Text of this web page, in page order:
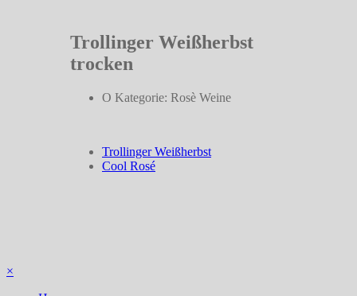
Trollinger Weißherbst
trocken
Kategorie: Rosè Weine
Trollinger Weißherbst
Cool Rosé
×